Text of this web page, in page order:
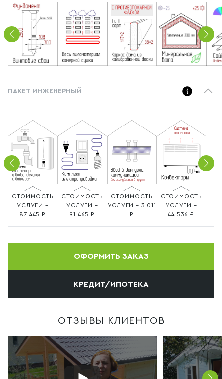
ПАКЕТ ИНЖЕНЕРНЫЙ
СТОИМОСТЬ
УСЛУГИ –
87 445
СТОИМОСТЬ
УСЛУГИ –
91 465
СТОИМОСТЬ
УСЛУГИ – 3 011
СТОИМОСТЬ
УСЛУГИ –
44 536
ОФОРМИТЬ ЗАКАЗ
КРЕДИТ/ИПОТЕКА
ОТЗЫВЫ КЛИЕНТОВ